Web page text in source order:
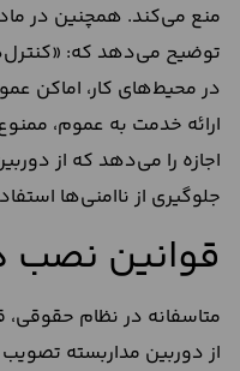
توضیح می‌دهد که:
در محیط‌های کار، اماکن
ارائه خدمت به عموم،
اجازه را می‌دهد که از
جلوگیری از ناامنی‌ها
قوانین نصب
متاسفانه در نظام
از دوربین‌ مداربسته